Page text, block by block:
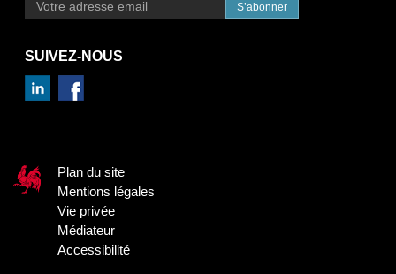
S’abonner
SUIVEZ-NOUS
Plan du site
Mentions légales
Vie privée
Médiateur
Accessibilité